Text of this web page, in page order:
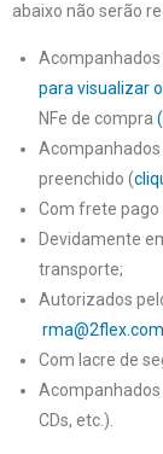
abaixo não serão
Acompanhados
para visualizar
NFe de compra
Acompanhados
preenchido (
Com frete pago
Devidamente
transporte;
Autorizados
Com lacre de
Acompanhados
CDs, etc.).